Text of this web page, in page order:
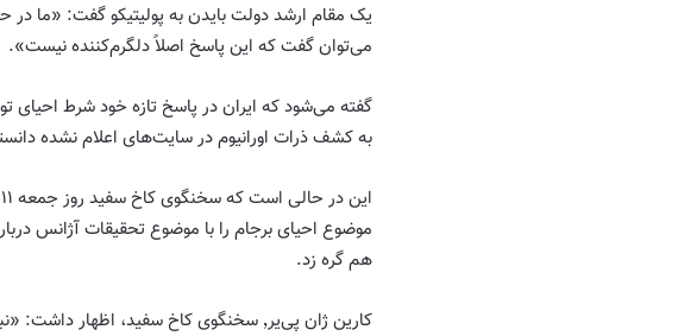
یک مقام ارشد دولت بایدن به پولیتیکو گفت: «ما در
می‌توان گفت که این پاسخ اصلاً دلگرم‌کننده نیست».
گفته می‌شود که ایران در پاسخ تازه خود شرط احیای
به کشف ذرات اورانیوم در سایت‌های اعلام نشده
موضوع احیای برجام را با موضوع تحقیقات آژانس
هم گره زد.
کارین ژان پی‌یر٬ سخنگوی کاخ سفید، اظهار